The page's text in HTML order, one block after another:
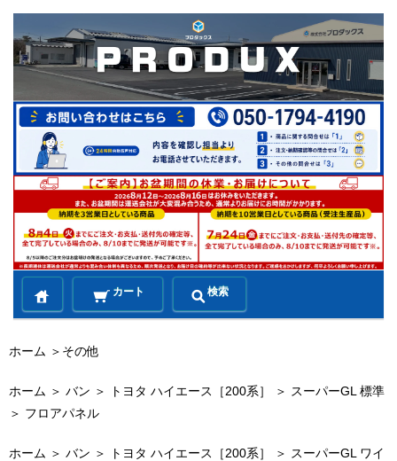
カート 検索
ホーム ＞ その他
ホーム ＞ バン ＞ トヨタ ハイエース［200系］ ＞ スーパーGL 標準
＞ フロアパネル
ホーム ＞ バン ＞ トヨタ ハイエース［200系］ ＞ スーパーGL ワイ